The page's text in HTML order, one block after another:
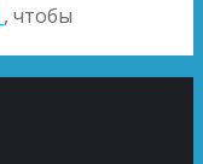
, чтобы